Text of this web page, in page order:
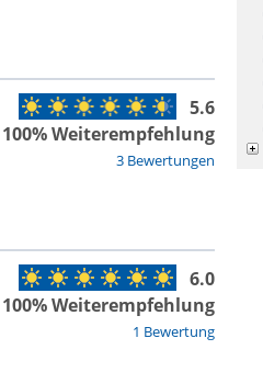
3 Bewertungen
5.6
100% Weiterempfehlung
1 Bewertung
6.0
100% Weiterempfehlung